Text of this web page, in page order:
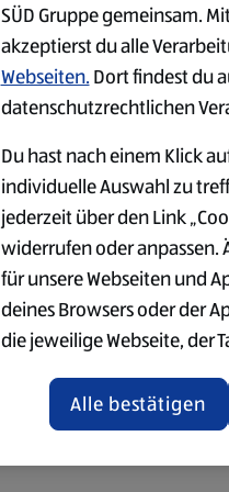
SÜD Gruppe gemeinsam.
akzeptierst du alle
Webseiten.Dort findest du
datenschutzrechtlichen
Du hast nach einem Klick
individuelle Auswahl zu
jederzeit über den Link
widerrufen oder anpassen.
für unsere Webseiten und
deines Browsers oder der
die jeweilige Webseite, der
geschlossen und
Weitere Informationen
Alle bestätigen